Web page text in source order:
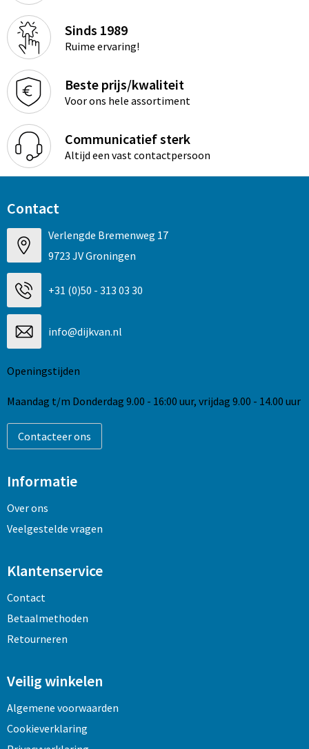
Sinds 1989
Ruime ervaring!
Beste prijs/kwaliteit
Voor ons hele assortiment
Communicatief sterk
Altijd een vast contactpersoon
Contact
Verlengde Bremenweg 17
9723 JV Groningen
+31 (0)50 - 313 03 30
info@dijkvan.nl
Openingstijden
Maandag t/m Donderdag 9.00 - 16:00 uur, vrijdag 9.00 - 14.00 uur
Contacteer ons
Informatie
Over ons
Veelgestelde vragen
Klantenservice
Contact
Betaalmethoden
Retourneren
Veilig winkelen
Algemene voorwaarden
Cookieverklaring